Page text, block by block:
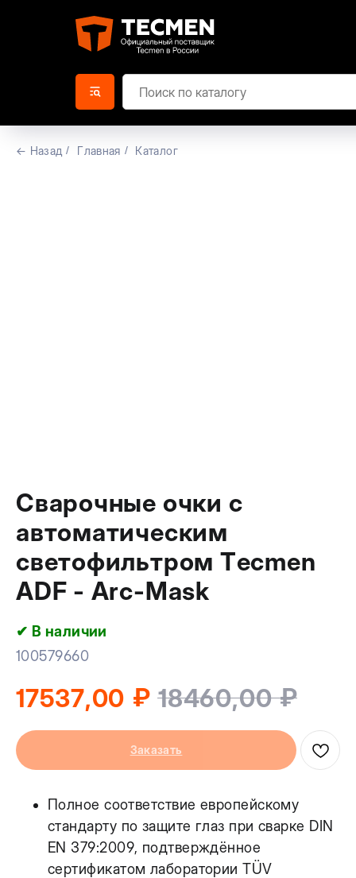
← Назад / Главная / Каталог
Сварочные очки с
автоматическим
светофильтром Tecmen
ADF - Arc-Mask
✔ В наличии
100579660
17537,00 ₽ 18460,00 ₽
Заказать
Полное соответствие европейскому
стандарту по защите глаз при сварке DIN
EN 379:2009, подтверждённое
сертификатом лаборатории TÜV